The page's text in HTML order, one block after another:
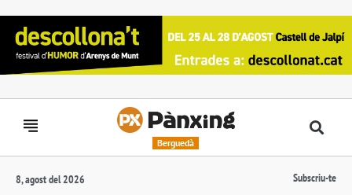
Berguedà
8, agost del 2026 Subscriu-te